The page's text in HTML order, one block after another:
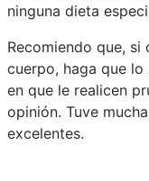
ninguna dieta
Recomiendo que, si
cuerpo, haga que
en que le realicen
opinión. Tuve
excelentes.